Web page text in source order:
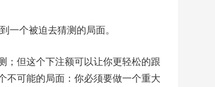
一个被迫去猜测的局面。
；但这个下注额可以让你更轻松的跟
不可能的局面：你必须要做一个重大